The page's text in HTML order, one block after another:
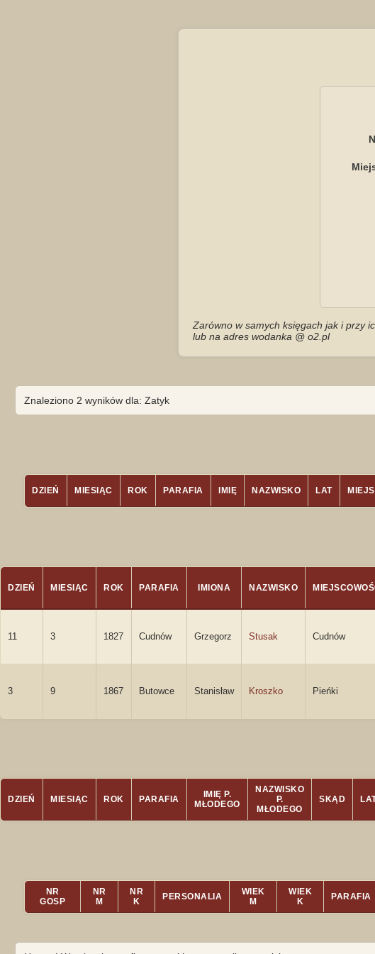
Zarówno w samych księgach jak i przy
lub na adres wodanka @ o2.pl
Znaleziono 2 wyników dla: Zatyk
DZIEŃ MIESIĄC ROK PARAFIA IMIĘ NAZWISKO LAT
DZIEŃ MIESIĄC ROK PARAFIA IMIONA NAZWISKO
11 3 1827 Cudnów Grzegorz Stusak Cudnów
3 9 1867 Butowce Stanisław Kroszko Pieńki
DZIEŃ MIESIĄC ROK PARAFIA
IMIĘ P.
MŁODEGO
NAZWISKO
P.
MŁODEGO
SKĄD
NR
GOSP
NR
M
NR
K
PERSONALIA
WIEK
M
WIEK
K
PARAFIA